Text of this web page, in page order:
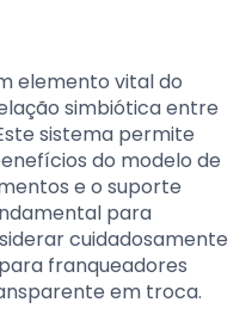
elemento vital do
simbiótica entre
sistema permite
do modelo de
e o suporte
para
cuidadosamente
franqueadores
em troca.